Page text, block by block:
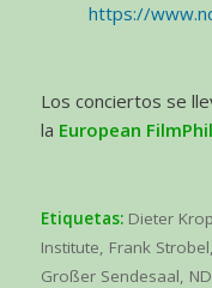
https://
Los conciertos se
la European
Etiquetas: Dieter
Institute Frank Strobel
Großer Sendesaal